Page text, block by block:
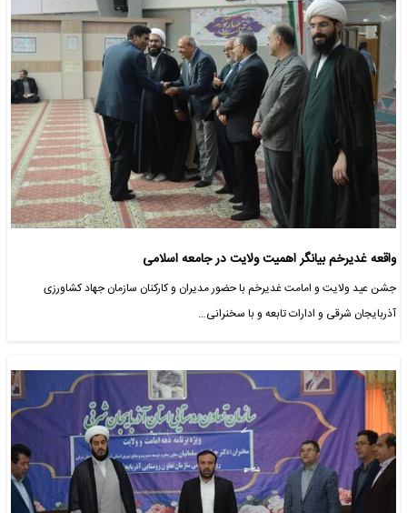
واقعه غدیرخم بیانگر اهمیت ولایت در جامعه اسلامی
جشن عید ولایت و امامت غدیرخم با حضور مدیران و کارکنان سازمان جهاد کشاورزی
آذربایجان شرقی و ادارات تابعه و با سخنرانی…